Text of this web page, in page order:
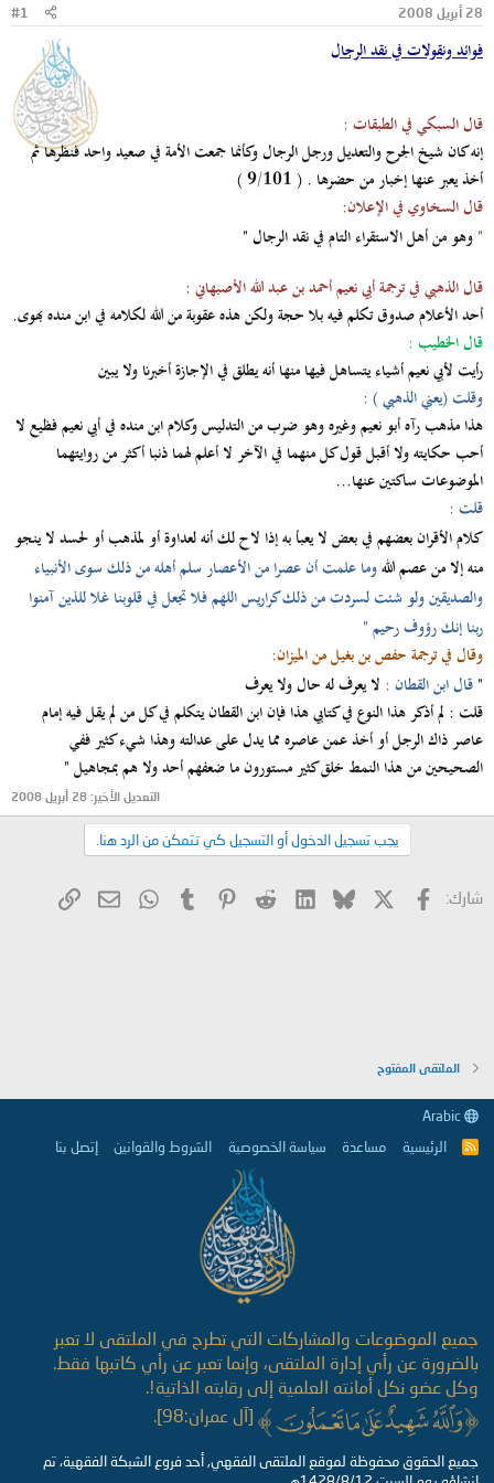
و
و
28 أبريل 2008 #1
فوائد ونقولات في نقد الرجال
قال السبكي في الطبقات :
إنه كان شيخ الجرح والتعديل ورجل الرجال وكأنما جمعت الأمة في صعيد واحد فنظرها ثم
أخذ يعبر عنها إخبار من حضرها . ( 9/101 )
قال السخاوي في الإعلان:
"وهو من أهل الاستقراء التام في نقد الرجال "
قال الذهبي في ترجمة أبي نعيم أحمد بن عبد الله الأصبهاني :
أحد الأعلام صدوق تكلم فيه بلا حجة ولكن هذه عقوبة من الله لكلامه في ابن منده بهوى.
قال الخطيب :
رأيت لأبي نعيم أشياء يتساهل فيها منها أنه يطلق في الإجازة أخبرنا ولا يبين
وقلت (يعني الذهبي ) :
هذا مذهب رآه أبو نعيم وغيره وهو ضرب من التدليس وكلام ابن منده في أبي نعيم فظيع لا
أحب حكايته ولا أقبل قول كل منهما في الآخر لا أعلم لهما ذنبا أكثر من روايتهما
الموضوعات ساكتين عنها...
قلت :
كلام الأقران بعضهم في بعض لا يعبأ به إذا لاح لك أنه لعداوة أو لمذهب أو لحسد لا ينجو
منه إلا من عصم اللهوما علمت أن عصرا من الأعصار سلم أهله من ذلك سوى الأنبياء
والصديقين ولو شئت لسردت من ذلك كراريس اللهم فلا تجعل في قلوبنا غلا للذين آمنوا
ربنا إنك رؤوف رحيم "
وقال في ترجمة حفص بن بغيل من الميزان:
"قال ابن القطان : لا يعرف له حال ولا يعرف
قلت : لم أذكر هذا النوع في كتابي هذا فإن ابن القطان يتكلم في كل من لم يقل فيه إمام
عاصر ذاك الرجل أو أخذ عمن عاصره مما يدل على عدالته وهذا شيء كثير ففي
الصحيحين من هذا النمط خلق كثير مستورون ما ضعفهم أحد ولا هم بمجاهيل "
التعديل الأخير: 28 أبريل 2008
يجب تسجيل الدخول أو التسجيل كي تتمكن من الرد هنا.
شارك: فيسبوك Bluesky
LinkedIn
Reddit
Pinterest
Tumblr
WhatsApp
البريد
الملتقى المفتوح
R
الرئيسية مساعدة سياسة الخصوصية الشروط والقوانين إتصل بنا
جميع الموضوعات والمشاركات التي تطرح في الملتقى لا تعبر
بالضرورة عن رأي إدارة الملتقى، وإنما تعبر عن رأي كاتبها فقط.
وكل عضو نكل أمانته العلمية إلى رقابته الذاتية!.
[آل عمران:98].
جميع الحقوق محفوظة لموقع الملتقى الفقهي, أحد فروع الشبكة الفقهية، تم